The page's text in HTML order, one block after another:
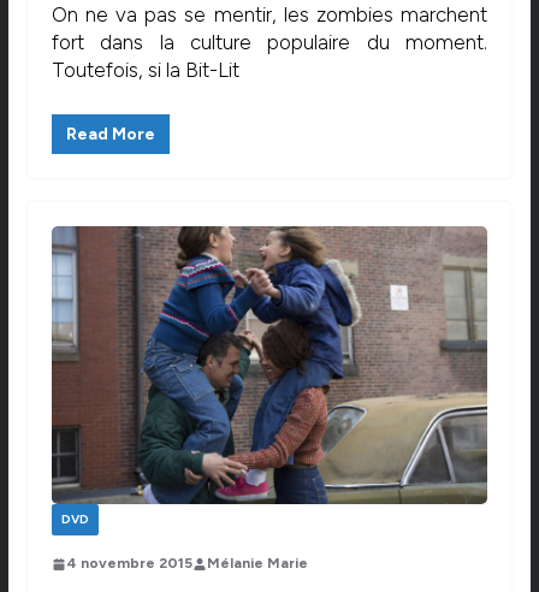
On ne va pas se mentir, les zombies marchent
fort dans la culture populaire du moment.
Toutefois, si la Bit-Lit
Read More
DVD
4 novembre 2015 Mélanie Marie